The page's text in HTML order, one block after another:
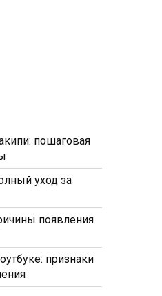
пошаговая
уход за
появления
признаки